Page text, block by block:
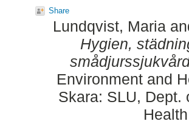
Share
Lundqvist, Maria
Hygien,
Environment and
Skara: SLU, Dept.